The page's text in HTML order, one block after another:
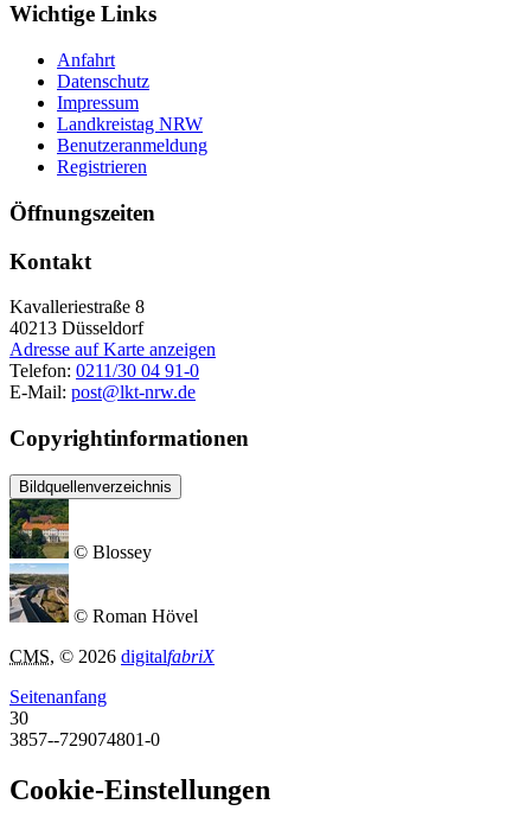
Wichtige Links
Anfahrt
Datenschutz
Impressum
Landkreistag NRW
Benutzeranmeldung
Registrieren
Öffnungszeiten
Kontakt
Kavalleriestraße 8
40213 Düsseldorf
Adresse auf Karte anzeigen
Telefon: 0211/30 04 91-0
E-Mail: post@lkt-nrw.de
Copyrightinformationen
Bildquellenverzeichnis
© Blossey
© Roman Hövel
CMS, © 2026 digitalfabriX
Seitenanfang
30
3857--729074801-0
Cookie-Einstellungen